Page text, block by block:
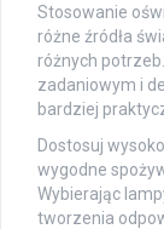
Stosowanie
różne źródła
różnych
zadaniowym i
bardziej
Dostosuj
wygodne
Wybierając
tworzenia